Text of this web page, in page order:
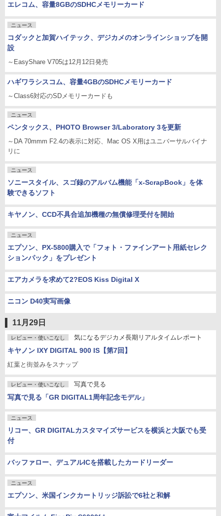
エレコム、容量8GBのSDHCメモリーカード
ニュース
コダックと加賀ハイテック、デジカメのオンラインショップを開
設
～EasyShare V705は12月12日発売
ハギワラシスコム、容量4GBのSDHCメモリーカード
～Class6対応のSDメモリーカードも
ニュース
ペンタックス、PHOTO Browser 3/Laboratory 3を更新
～DA 70mmm F2.4の表示に対応、Mac OS X用はユニバーサルバイナ
リに
ニュース
ソニースタイル、スゴ録のアルバム機能「x-ScrapBook」を体
験できるソフト
キヤノン、CCD不具合追加機種の無償修理受付を開始
ニュース
エプソン、PX-5800購入で「フォト・ファインアート用紙セレク
ションパック」をプレゼント
エアカメラを求めて2?EOS Kiss Digital X
ニコン D40実写画像
11月29日
レビュー・使いこなし 気になるデジカメ長期リアルタイムレポート
キヤノン IXY DIGITAL 900 IS【第7回】
紅葉と街並みをスナップ
レビュー・使いこなし 写真で見る
写真で見る「GR DIGITAL1周年記念モデル」
ニュース
リコー、GR DIGITALカスタマイズサービスを横浜と大阪でも受
付
バッファロー、デュアルICを搭載したカードリーダー
ニュース
エプソン、米国インクカートリッジ訴訟で6社と和解